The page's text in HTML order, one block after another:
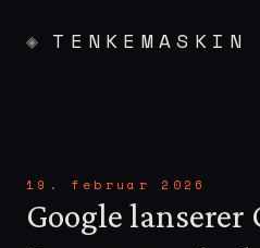
TENKEMASKIN
19. februar 2026
Google lanserer